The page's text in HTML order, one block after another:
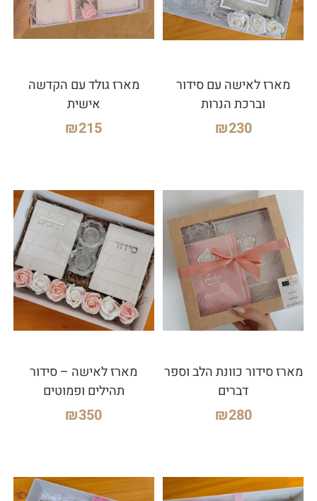
מארז לאישה עם סידור
וברכת הנרות
₪230
מארז גולד עם הקדשה
אישית
₪215
מארז סידור כוונת הלב וספר
דברים
₪280
מארז לאישה – סידור
תהילים ופמוטים
₪350